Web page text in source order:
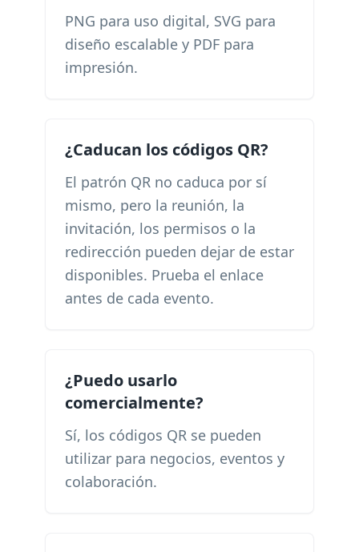
PNG para uso digital, SVG para
diseño escalable y PDF para
impresión.
¿Caducan los códigos QR?
El patrón QR no caduca por sí
mismo, pero la reunión, la
invitación, los permisos o la
redirección pueden dejar de estar
disponibles. Prueba el enlace
antes de cada evento.
¿Puedo usarlo
comercialmente?
Sí, los códigos QR se pueden
utilizar para negocios, eventos y
colaboración.